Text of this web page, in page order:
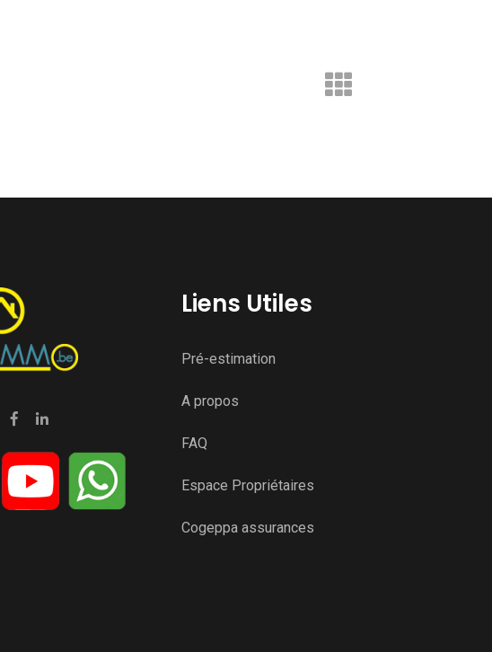
Liens Utiles
Pré-estimation
A propos
FAQ
Espace Propriétaires
Cogeppa assurances